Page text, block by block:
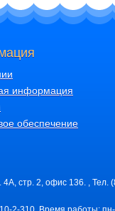
информация
обеспечение
стр. 2, офис 136. ,